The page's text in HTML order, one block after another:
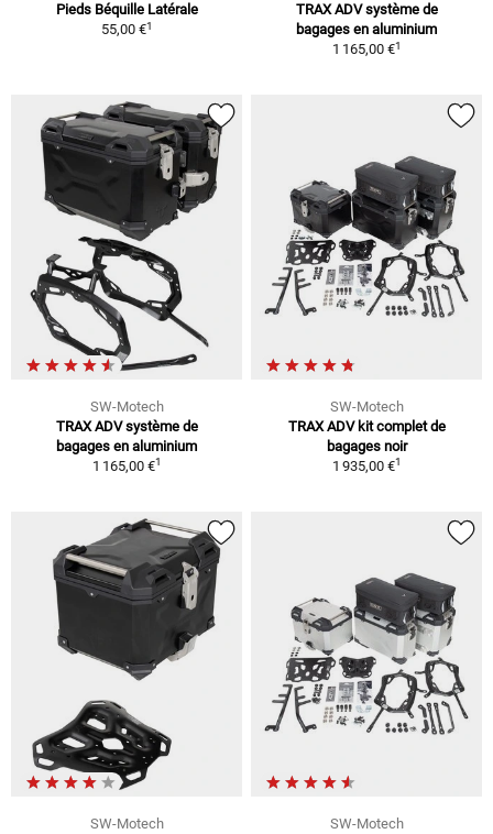
Pieds Béquille Latérale
55,00 €1
TRAX ADV système de
bagages en aluminium
1 165,00 €1
SW-Motech
TRAX ADV système de
bagages en aluminium
1 165,00 €1
SW-Motech
TRAX ADV kit complet de
bagages noir
1 935,00 €1
SW-Motech SW-Motech